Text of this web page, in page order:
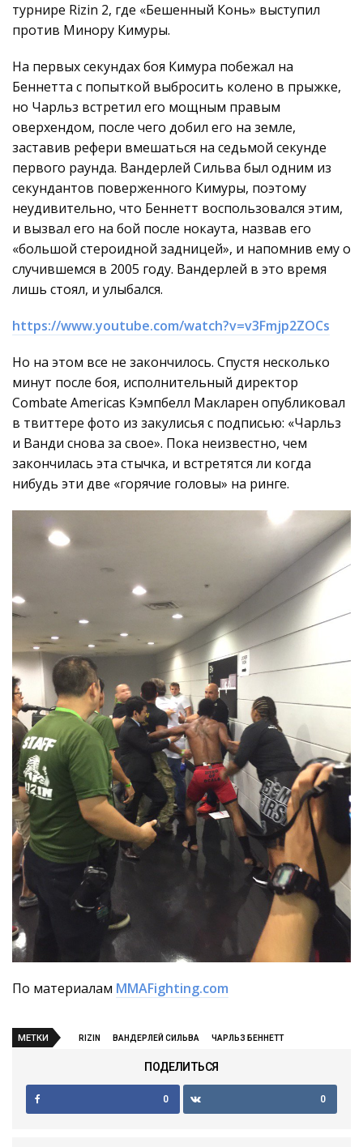
турнире Rizin 2, где «Бешенный Конь» выступил
против Минору Кимуры.
На первых секундах боя Кимура побежал на
Беннетта с попыткой выбросить колено в прыжке,
но Чарльз встретил его мощным правым
оверхендом, после чего добил его на земле,
заставив рефери вмешаться на седьмой секунде
первого раунда. Вандерлей Сильва был одним из
секундантов поверженного Кимуры, поэтому
неудивительно, что Беннетт воспользовался этим,
и вызвал его на бой после нокаута, назвав его
«большой стероидной задницей», и напомнив ему о
случившемся в 2005 году. Вандерлей в это время
лишь стоял, и улыбался.
https://www.youtube.com/watch?v=v3Fmjp2ZOCs
Но на этом все не закончилось. Спустя несколько
минут после боя, исполнительный директор
Combate Americas Кэмпбелл Макларен опубликовал
в твиттере фото из закулисья с подписью: «Чарльз
и Ванди снова за свое». Пока неизвестно, чем
закончилась эта стычка, и встретятся ли когда
нибудь эти две «горячие головы» на ринге.
По материалам MMAFighting.com
МЕТКИ RIZIN ВАНДЕРЛЕЙ СИЛЬВА ЧАРЛЬЗ БЕННЕТТ
ПОДЕЛИТЬСЯ
0 0